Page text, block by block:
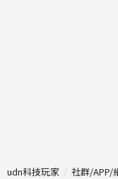
udn科技玩家 社群/APP/